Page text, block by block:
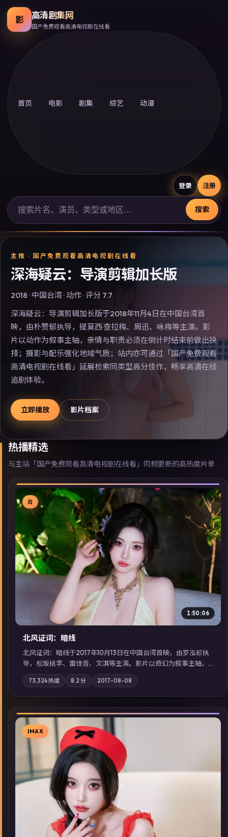
影 高清剧集网
国产免费观看高清电视剧在线看
首页 电影 剧集 综艺 动漫
登录 注册
搜索
主推 · 国产免费观看高清电视剧在线看
深海疑云：导演剪辑加长版
2018 · 中国台湾· 动作· 评分 7.7
深海疑云：导演剪辑加长版于2018年11月4日在中国台湾首
映，由朴赞郁执导，提莫西·查拉梅、周迅、咏梅等主演。影
片以动作为叙事主轴，亲情与职责必须在倒计时结束前做出抉
择；摄影与配乐强化地域气质；站内亦可通过「国产免费观看
高清电视剧在线看」延展检索同类型高分佳作，畅享高清在线
追剧体验。
立即播放 影片档案
热播精选
与主站「国产免费观看高清电视剧在线看」同频更新的高热度片单
▶
台
1:50:06
北风证词：暗线
北风证词：暗线于2017年10月13日在中国台湾首映，由罗泓轸执
导，松坂桃李、雷佳音、文淇等主演。影片以奇幻为叙事主轴，
旧案重提，真相与谎言在同一条时间线上交锋；摄影与配乐强化
地域气质；站内亦可通过「国产免费观看高清电视剧在线看」延
展检索同类型高分佳作，畅享高清在线追剧体验。
73,324热度 8.2 分 2017-08-08
▶
IMAX